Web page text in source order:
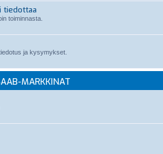
tiedottaa
toiminnasta.
ja kysymykset.
MARKKINAT